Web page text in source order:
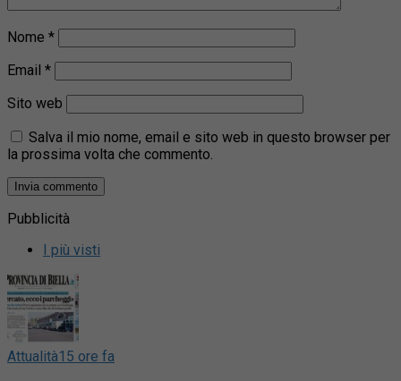
Nome *
Email *
Sito web
Salva il mio nome, email e sito web in questo browser per
la prossima volta che commento.
Pubblicità
I più visti
Attualità15 ore fa